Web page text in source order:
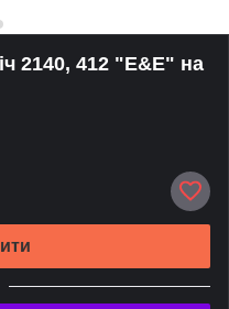
2140, 412 "E&E" на